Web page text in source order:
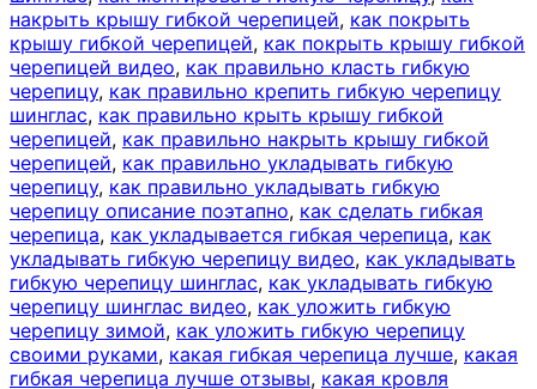
накрыть крышу гибкой черепицей, как покрыть
крышу гибкой черепицей, как покрыть крышу гибкой
черепицей видео, как правильно класть гибкую
черепицу, как правильно крепить гибкую черепицу
шинглас, как правильно крыть крышу гибкой
черепицей, как правильно накрыть крышу гибкой
черепицей, как правильно укладывать гибкую
черепицу, как правильно укладывать гибкую
черепицу описание поэтапно, как сделать гибкая
черепица, как укладывается гибкая черепица, как
укладывать гибкую черепицу видео, как укладывать
гибкую черепицу шинглас, как укладывать гибкую
черепицу шинглас видео, как уложить гибкую
черепицу зимой, как уложить гибкую черепицу
своими руками, какая гибкая черепица лучше, какая
гибкая черепица лучше отзывы, какая кровля